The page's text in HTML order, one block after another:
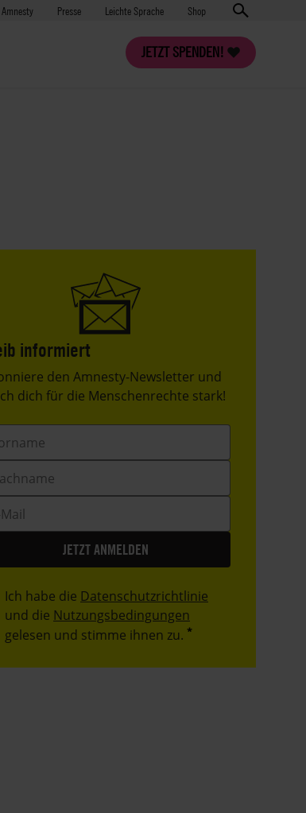
Presse
Presse Leichte Sprache Shop
JETZT SPENDEN!
informiert
den Amnesty-Newsletter und
dich für die Menschenrechte stark!
Ich habe die Datenschutzrichtlinie
und die Nutzungsbedingungen
gelesen und stimme ihnen zu.